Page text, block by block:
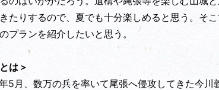
たりするので、夏でも十分楽しめると思う。そ
プランを紹介したいと思う。
は＞
5月、数万の兵を率いて尾張へ侵攻してきた今